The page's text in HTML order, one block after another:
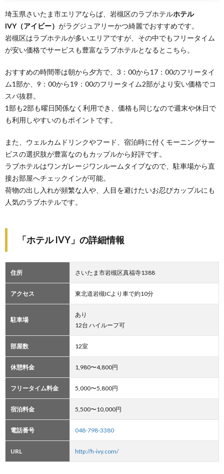
埼玉県さいたま市エリアならば、岩槻区のラブホテルホテル
IVY（アイビー） がラグジュアリーかつ綺麗でおすすめです。
岩槻区はラブホテルが多いエリアですが、その中でもフリータイム
が安い価格でサービスも豊富なラブホテルとなるとこちら。
おすすめの時間帯は朝から夕方で、3：00から17：00のフリータイ
ム1部か、9：00から19：00のフリータイム2部がより安い価格でコ
スパ抜群。
1部も2部も曜日関係なく利用でき、価格も同じなので週末や休日で
も利用しやすいのもポイントです。
また、ウェルカムドリンクやフード、宿泊時に付くモーニングサー
ビスの選択肢が豊富なのもカップルから好評です。
ラブホテルはワンガレージワンルームタイプなので、駐車場から直
接お部屋へチェックインが可能。
荷物の出し入れが頻繁な人や、人目を避けたいお忍びカップルにも
人気のラブホテルです。
「ホテル IVY」の詳細情報
住所 さいたま市岩槻区真福寺1388
アクセス 東北道岩槻ICより車で約10分
駐車場
あり
12台 ハイルーフ可
部屋数 12室
休憩料金 1,980〜4,800円
フリータイム料金 5,000〜5,800円
宿泊料金 5,500〜10,000円
電話番号 048-798-3380
URL http://h-ivy.com/